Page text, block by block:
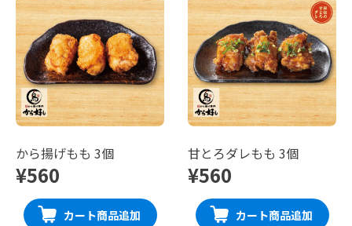
から揚げもも 3個
¥560
カート商品追加
甘とろダレもも 3個
¥560
カート商品追加